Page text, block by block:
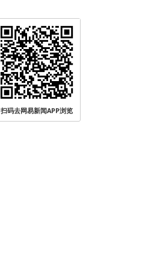
扫码去网易新闻APP浏览